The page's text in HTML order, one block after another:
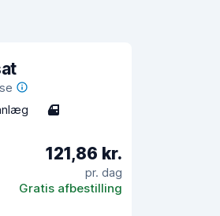
4
121,86 kr.
pr. dag
Gratis afbestilling